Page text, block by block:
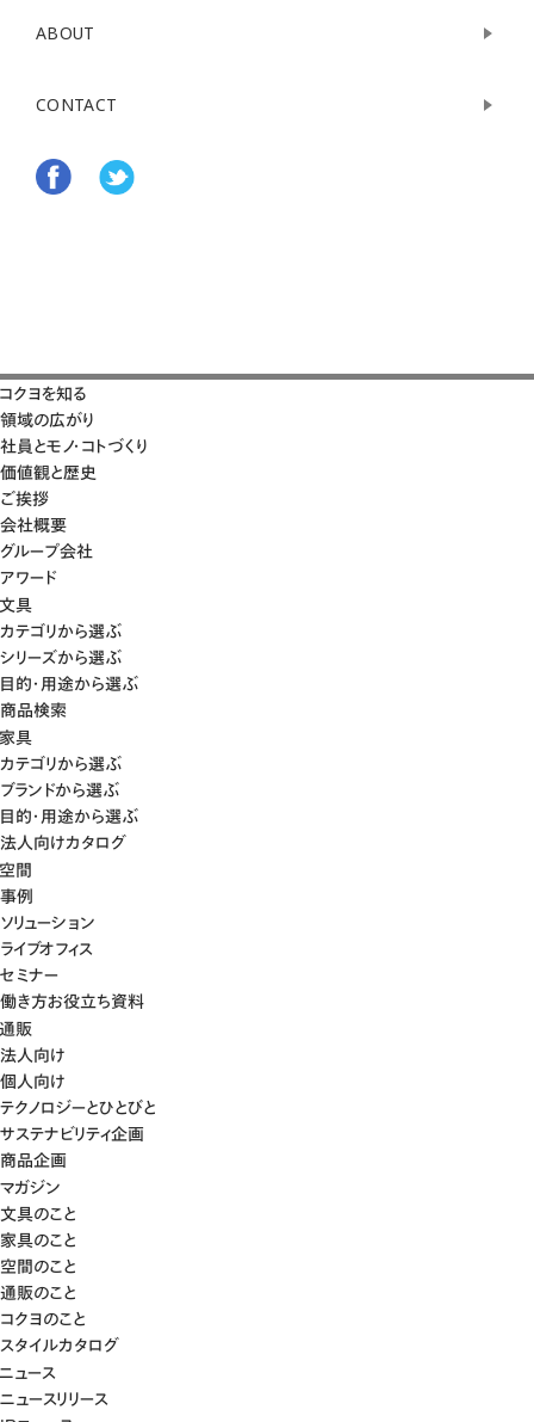
ABOUT
CONTACT
コクヨを知る
領域の広がり
社員とモノ・コトづくり
価値観と歴史
ご挨拶
会社概要
グループ会社
アワード
文具
カテゴリから選ぶ
シリーズから選ぶ
目的・用途から選ぶ
商品検索
家具
カテゴリから選ぶ
ブランドから選ぶ
目的・用途から選ぶ
法人向けカタログ
空間
事例
ソリューション
ライブオフィス
セミナー
働き方お役立ち資料
通販
法人向け
個人向け
テクノロジーとひとびと
サステナビリティ企画
商品企画
マガジン
文具のこと
家具のこと
空間のこと
通販のこと
コクヨのこと
スタイルカタログ
ニュース
ニュースリリース